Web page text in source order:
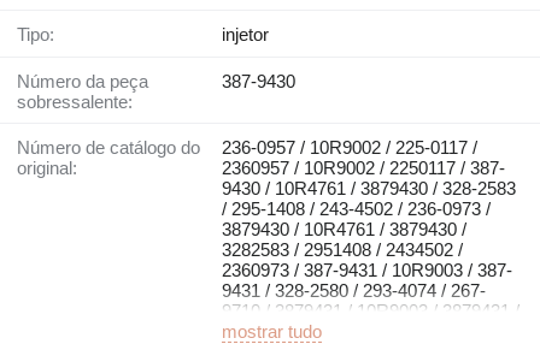
Tipo: injetor
Número da peça
sobressalente:
387-9430
Número de catálogo do
original:
236-0957 / 10R9002 / 225-0117 /
2360957 / 10R9002 / 2250117 / 387-
9430 / 10R4761 / 3879430 / 328-2583
/ 295-1408 / 243-4502 / 236-0973 /
3879430 / 10R4761 / 3879430 /
3282583 / 2951408 / 2434502 /
2360973 / 387-9431 / 10R9003 / 387-
9431 / 328-2580 / 293-4074 / 267-
9710 / 3879431 / 10R9003 / 3879431 /
3282580 / 2934074 / 2679710
mostrar tudo